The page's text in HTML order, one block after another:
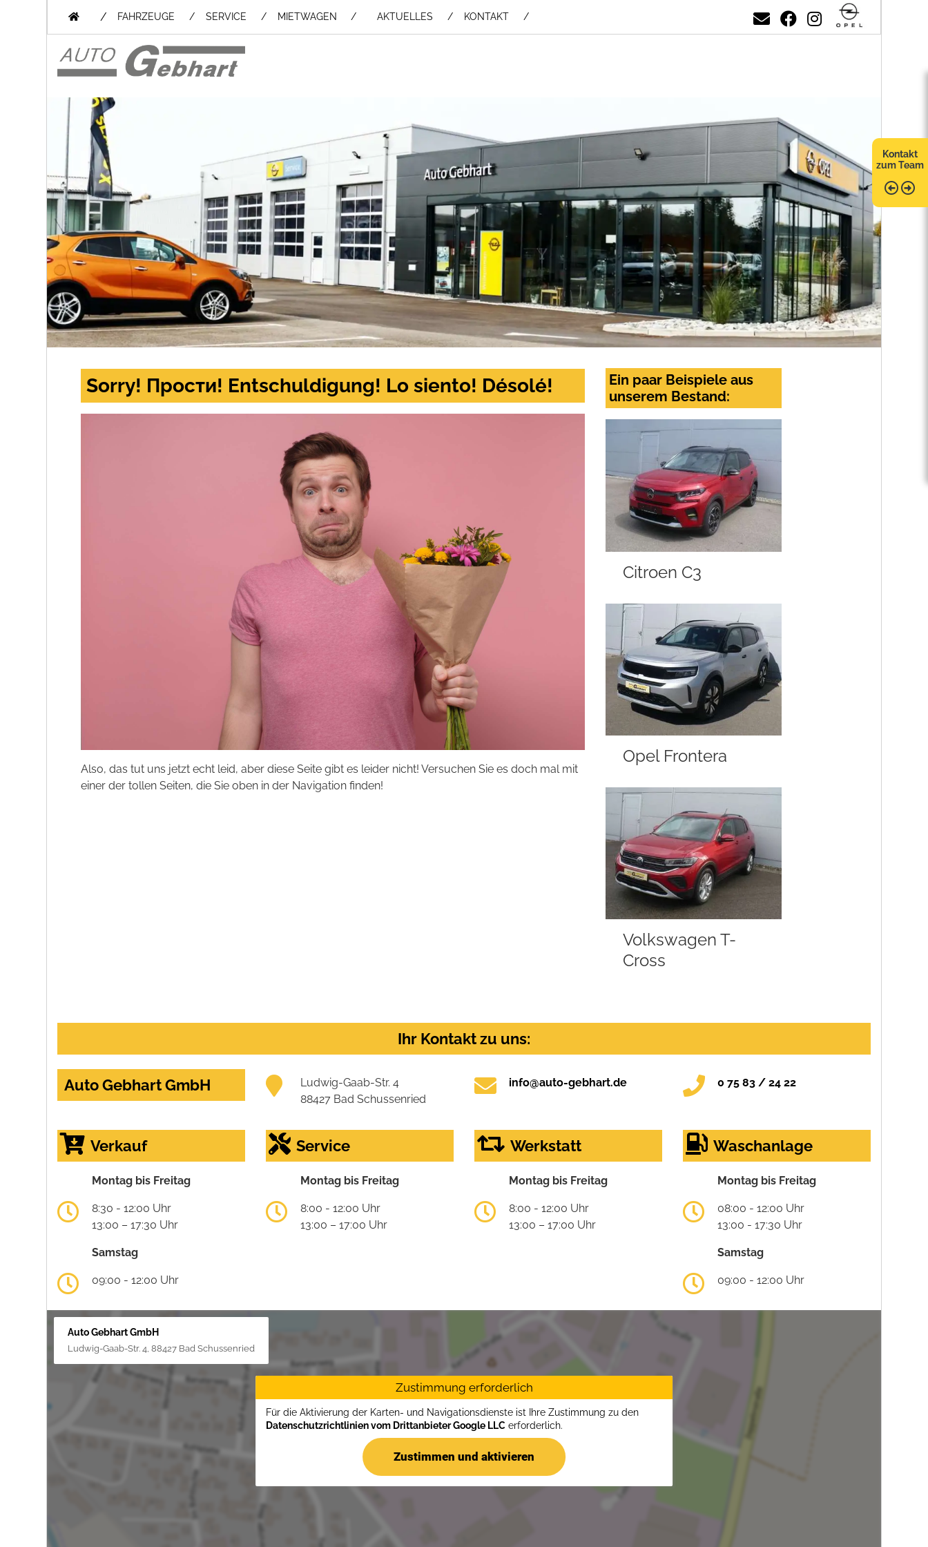
/ FAHRZEUGE SERVICE MIETWAGEN / AKTUELLES KONTAKT
Kontakt
zum Team
Sorry! Прости! Entschuldigung! Lo siento! Désolé!
Also, das tut uns jetzt echt leid, aber diese Seite gibt es leider nicht! Versuchen Sie es doch mal mit
einer der tollen Seiten, die Sie oben in der Navigation finden!
Ein paar Beispiele aus
unserem Bestand:
Citroen C3
Opel Frontera
Volkswagen T-
Cross
Ihr Kontakt zu uns:
Auto Gebhart GmbH
Ludwig-Gaab-Str. 4
88427 Bad Schussenried
info@auto-gebhart.de 0 75 83 / 24 22
Verkauf
Montag bis Freitag
8:30 - 12:00 Uhr
13:00 – 17:30 Uhr
Samstag
09:00 - 12:00 Uhr
Service
Montag bis Freitag
8:00 - 12:00 Uhr
13:00 – 17:00 Uhr
Werkstatt
Montag bis Freitag
8:00 - 12:00 Uhr
13:00 – 17:00 Uhr
Waschanlage
Montag bis Freitag
08:00 - 12:00 Uhr
13:00 - 17:30 Uhr
Samstag
09:00 - 12:00 Uhr
Auto Gebhart GmbH
Ludwig-Gaab-Str. 4, 88427 Bad Schussenried
Zustimmung erforderlich
Für die Aktivierung der Karten- und Navigationsdienste ist Ihre Zustimmung zu den
Datenschutzrichtlinien vom Drittanbieter Google LLC erforderlich.
Zustimmen und aktivieren